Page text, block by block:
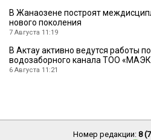
В Жанаозене построят
нового поколения
7 Августа 11:19
В Актау активно ведутся работы
водозаборного канала ТОО
6 Августа 11:21
Номер редакции: 8